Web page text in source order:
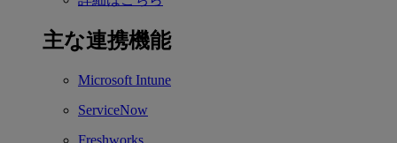
主な連携機能
Microsoft Intune
ServiceNow